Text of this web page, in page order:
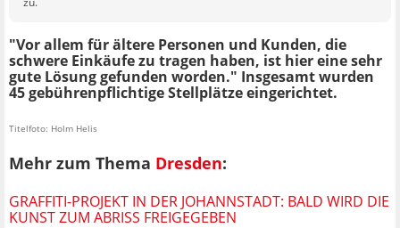
"Vor allem für ältere Personen und Kunden, die
schwere Einkäufe zu tragen haben, ist hier eine sehr
gute Lösung gefunden worden." Insgesamt wurden
45 gebührenpflichtige Stellplätze eingerichtet.
Titelfoto: Holm Helis
Mehr zum Thema Dresden:
GRAFFITI-PROJEKT IN DER JOHANNSTADT: BALD WIRD DIE
KUNST ZUM ABRISS FREIGEGEBEN